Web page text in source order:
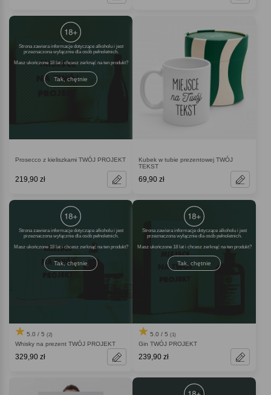
Strona zawiera informacje dotyczące alkoholu i jest
przeznaczona wyłącznie dla osób pełnoletnich.
Masz ukończone 18 lat i chcesz zerknąć na ten produkt
Tak, chętnie
Prosecco z kieliszkami TWÓJ PROJEKT
219,90 zł
Kubek w tubie prezentowej TWÓJ
TEKST
69,90 zł
Strona zawiera informacje dotyczące alkoholu i jest
przeznaczona wyłącznie dla osób pełnoletnich.
Masz ukończone 18 lat i chcesz zerknąć na ten produkt
Tak, chętnie
5.0 / 5 (2)
Whisky na prezent TWÓJ PROJEKT
329,90 zł
Strona zawiera informacje dotyczące alkoholu i jest
przeznaczona wyłącznie dla osób pełnoletnich.
Masz ukończone 18 lat i chcesz zerknąć na ten produkt
Tak, chętnie
5.0 / 5 (1)
Gin TWÓJ PROJEKT
239,90 zł